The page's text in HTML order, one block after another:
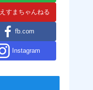
えすまちゃんねる
fb.com
Instagram